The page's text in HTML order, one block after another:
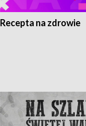
Recepta na zdrowie